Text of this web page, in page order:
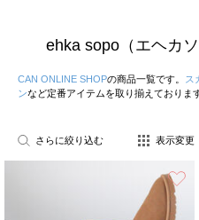
ehka sopo（エヘカ
CAN ONLINE SHOPの商品一覧です。 ス
ンなど定番アイテムを取り揃えております
さらに絞り込む 表示変更